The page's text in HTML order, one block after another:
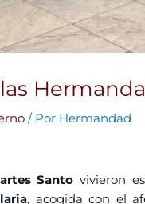
/ Por Hermandad
Santo vivieron
, acogida con el